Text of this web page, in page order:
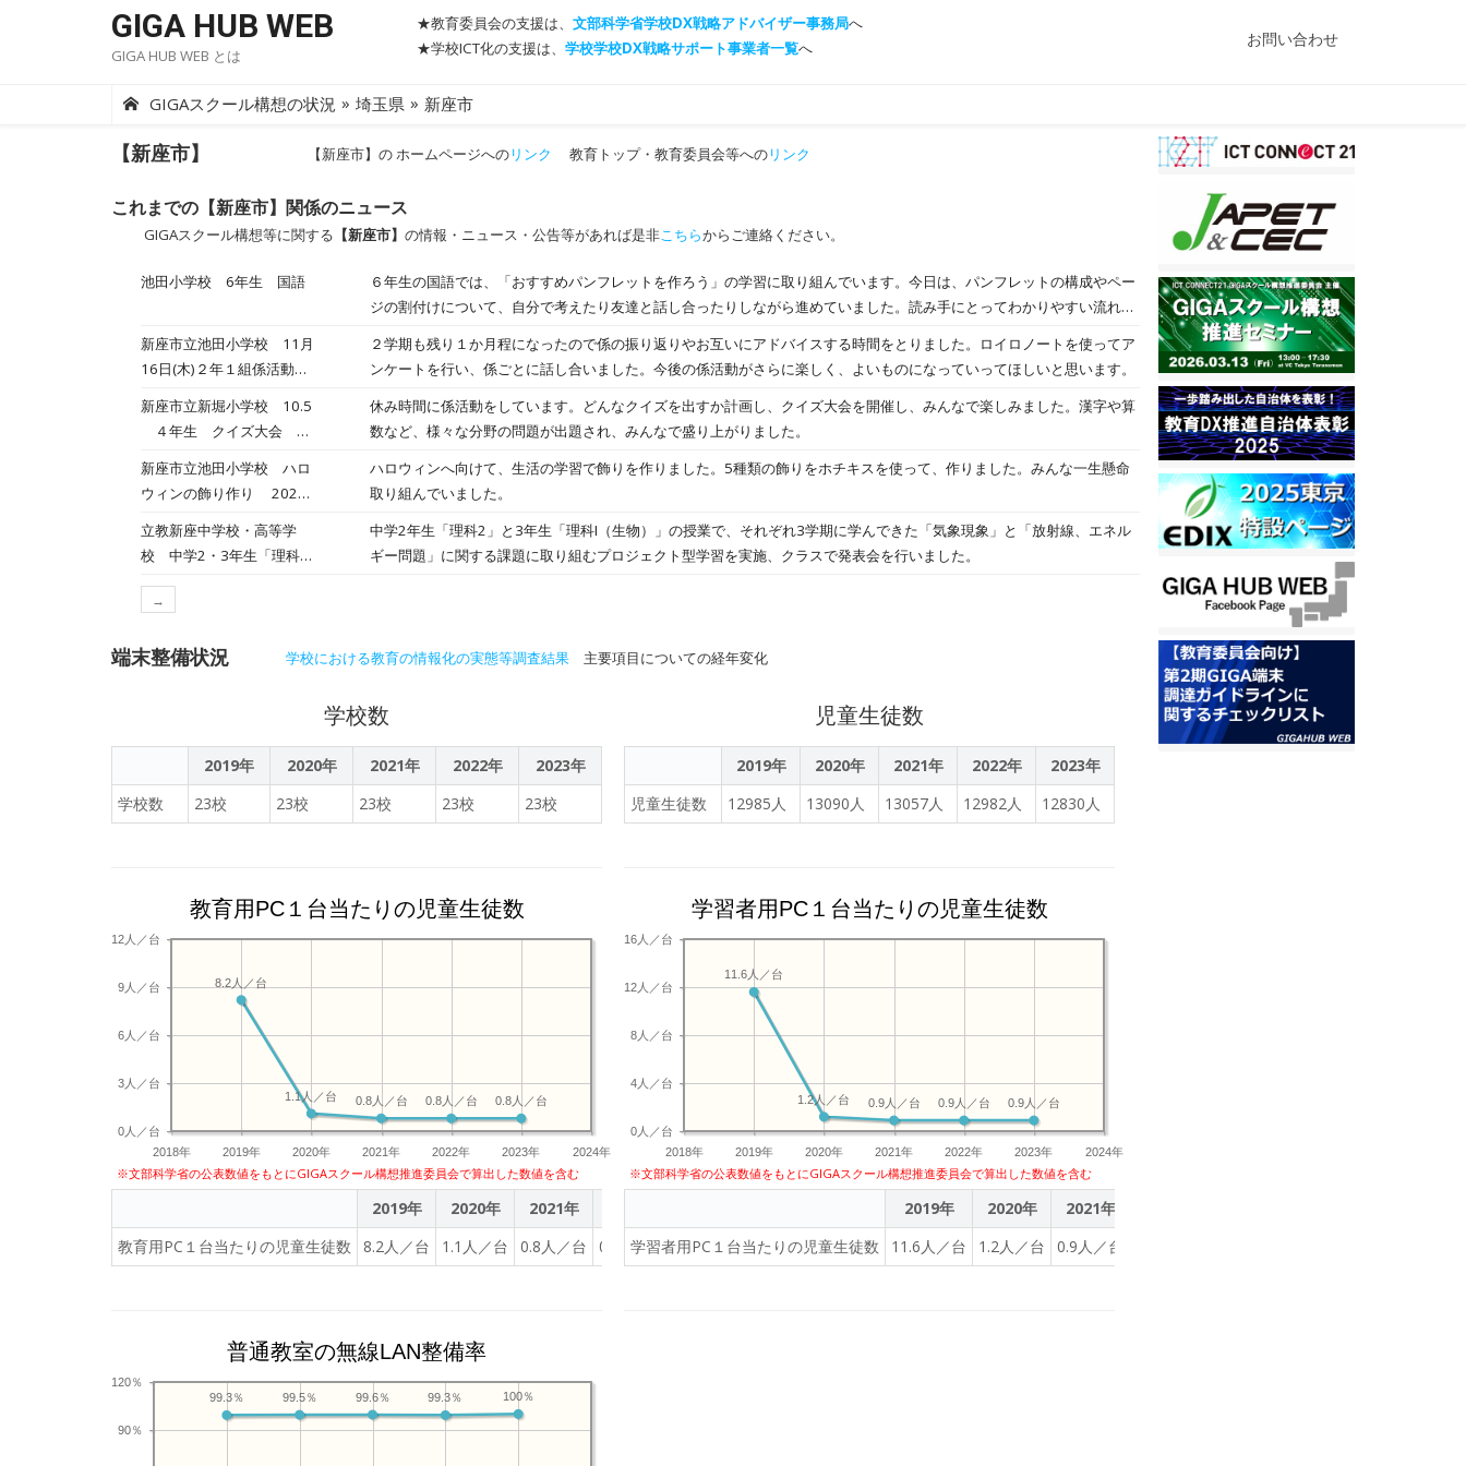
GIGA HUB WEB
GIGA HUB WEB とは
★教育委員会の支援は、 文部科学省学校DX戦略アドバイザー事務局へ
★学校ICT化の支援は、 学校学校DX戦略サポート事業者一覧へ お問い合わせ
GIGAスクール構想の状況 » 埼玉県 » 新座市
【新座市】 【新座市】の ホームページへのリンク 教育トップ・教育委員会等へのリンク
これまでの【新座市】関係のニュース
GIGAスクール構想等に関する 【新座市】 の情報・ニュース・公告等があれば是非こちらからご連絡ください。
池田小学校 6年生 国語
６年生の国語では、「おすすめパンフレットを作ろう」の学習に取り組んでいます。今日は、パンフレットの構成やペー
ジの割付けについて、自分で考えたり友達と話し合ったりしながら進めていました。読み手にとってわかりやすい流れに
新座市立池田小学校 11月
16日(木)２年１組係活動
２学期も残り１か月程になったので係の振り返りやお互いにアドバイスする時間をとりました。ロイロノートを使ってア
ンケートを行い、係ごとに話し合いました。今後の係活動がさらに楽しく、よいものになっていってほしいと思います。
新座市立新堀小学校 10.5
４年生 クイズ大会
休み時間に係活動をしています。どんなクイズを出すか計画し、クイズ大会を開催し、みんなで楽しみました。漢字や算
数など、様々な分野の問題が出題され、みんなで盛り上がりました。
新座市立池田小学校 ハロ
ウィンの飾り作り 2023
ハロウィンへ向けて、生活の学習で飾りを作りました。5種類の飾りをホチキスを使って、作りました。みんな一生懸命
取り組んでいました。
立教新座中学校・高等学
校 中学2・3年生「理科」
中学2年生「理科2」と3年生「理科I（生物）」の授業で、それぞれ3学期に学んできた「気象現象」と「放射線、エネル
ギー問題」に関する課題に取り組むプロジェクト型学習を実施、クラスで発表会を行いました。
→
端末整備状況 学校における教育の情報化の実態等調査結果 主要項目についての経年変化
学校数
2019年 2020年 2021年 2022年
2023年
学校数
23校 23校 23校 23校 23校
児童生徒数
2019年 2020年 2021年 2022年
2023年
児童生徒数
12985人 13090人 13057人 12982人 12830人
教育用PC１台当たりの児童生徒数
2018年 2019年 2020年 2021年 2022年 2023年 2024年
0人／台
3人／台
6人／台
9人／台
12人／台
0.8人／台
0.8人／台
0.8人／台
1.1人／台
8.2人／台
※文部科学省の公表数値をもとにGIGAスクール構想推進委員会で算出した数値を含む
2019年 2020年 2021年
教育用PC１台当たりの児童生徒数
8.2人／台 1.1人／台 0.8人／台 0.8人／台 0.8人／台
学習者用PC１台当たりの児童生徒数
2018年 2019年 2020年 2021年 2022年 2023年 2024年
0人／台
4人／台
8人／台
12人／台
16人／台
0.9人／台
0.9人／台
0.9人／台
1.2人／台
11.6人／台
※文部科学省の公表数値をもとにGIGAスクール構想推進委員会で算出した数値を含む
2019年 2020年 2021年
学習者用PC１台当たりの児童生徒数
11.6人／台 1.2人／台 0.9人／台
普通教室の無線LAN整備率
90％
120％
100％
99.3％
99.6％
99.5％
99.3％